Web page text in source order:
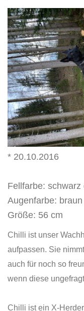
* 20.10.2016
Fellfarbe: schwarz
Augenfarbe: braun
Größe: 56 cm
Chilli ist unser
aufpassen. Sie
auch für noch so
wenn diese
Chilli ist ein X-